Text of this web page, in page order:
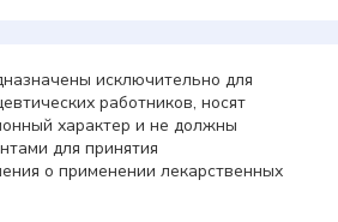
исключительно для
работников, носят
характер и не должны
для принятия
о применении лекарственных